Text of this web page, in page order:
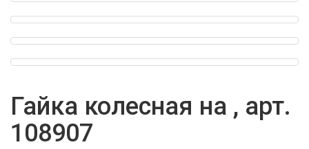
Гайка колесная на , арт.
108907